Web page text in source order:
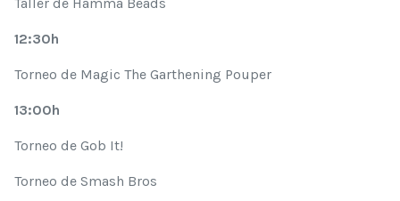
12:30h
Torneo de Magic The Garthening Pouper
13:00h
Torneo de Gob It!
Torneo de Smash Bros